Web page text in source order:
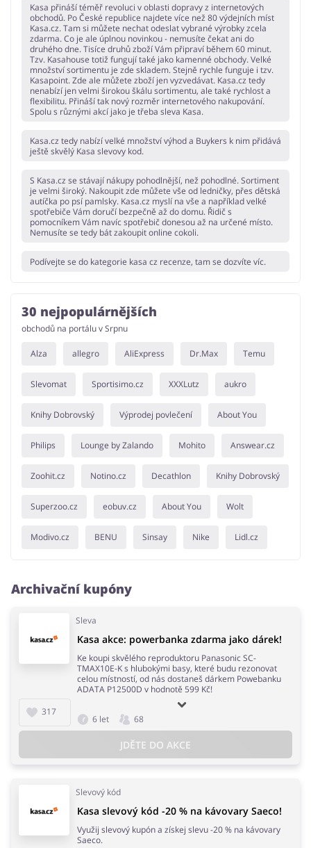
Kasa přináší téměř revoluci v oblasti dopravy z internetových
obchodů. Po České republice najdete více než 80 výdejních míst
Kasa.cz. Tam si můžete nechat odeslat vybrané výrobky zcela
zdarma. Co je ale úplnou novinkou - nemusíte čekat ani do
druhého dne. Tisíce druhů zboží Vám připraví během 60 minut.
Tzv. Kasahouse totiž fungují také jako kamenné obchody. Velké
množství sortimentu je zde skladem. Stejně rychle funguje i tzv.
Kasapoint. Zde ale můžete zboží jen vyzvedávat. Kasa.cz tedy
nenabízí jen velmi širokou škálu sortimentu, ale také rychlost a
flexibilitu. Přináší tak nový rozměr internetového nakupování.
Spolu s různými akcí jako je třeba sleva Kasa.
Kasa.cz tedy nabízí velké množství výhod a Buykers k nim přidává
ještě skvělý Kasa slevovy kod.
S Kasa.cz se stávají nákupy pohodlnější, než pohodlné. Sortiment
je velmi široký. Nakoupit zde můžete vše od ledničky, přes dětská
autíčka po psí pamlsky. Kasa.cz myslí na vše a například velké
spotřebiče Vám doručí bezpečně až do domu. Řidič s
pomocníkem Vám navíc spotřebič donesou až na určené místo.
Nemusíte se tedy bát zakoupit online cokoli.
Podívejte se do kategorie kasa cz recenze, tam se dozvíte víc.
30 nejpopulárnějších
obchodů na portálu v Srpnu
Alza allegro AliExpress Dr.Max Temu
Slevomat Sportisimo.cz XXXLutz aukro
Knihy Dobrovský Výprodej povlečení About You
Philips Lounge by Zalando Mohito Answear.cz
Zoohit.cz Notino.cz Decathlon Knihy Dobrovský
Superzoo.cz eobuv.cz About You Wolt
Modivo.cz BENU Sinsay Nike Lidl.cz
Archivační kupóny
Sleva
317
Kasa akce: powerbanka zdarma jako dárek!
Ke koupi skvělého reproduktoru Panasonic SC-
TMAX10E-K s hlubokými basy, které budu rezonovat
celou místností, od nás dostaneš dárkem Powebanku
ADATA P12500D v hodnotě 599 Kč!
6 let 68
JDĚTE DO AKCE
Slevový kód
Kasa slevový kód -20 % na kávovary Saeco!
Využij slevový kupón a získej slevu -20 % na kávovary
Saeco.